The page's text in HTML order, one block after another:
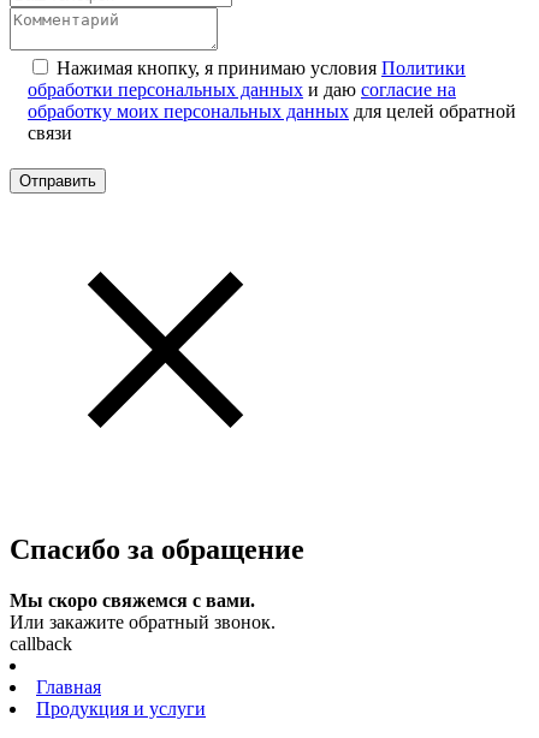
Нажимая кнопку, я принимаю условия Политики
обработки персональных данных и даю согласие на
обработку моих персональных данных для целей обратной
связи
Отправить
Спасибо за обращение
Мы скоро свяжемся с вами.
Или закажите обратный звонок.
callback
Главная
Продукция и услуги